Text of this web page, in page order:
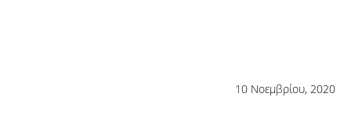
10 Νοεμβρίου, 2020